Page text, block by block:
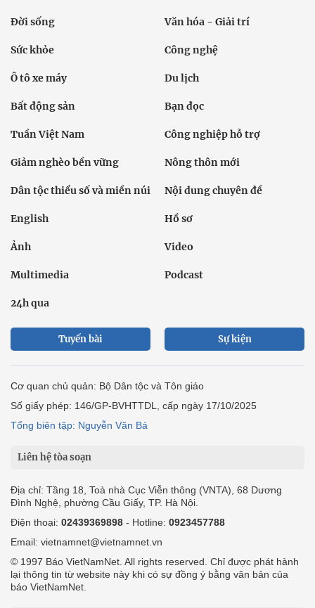
Đời sống Văn hóa - Giải trí
Sức khỏe Công nghệ
Ô tô xe máy Du lịch
Bất động sản Bạn đọc
Tuần Việt Nam Công nghiệp hỗ trợ
Giảm nghèo bền vững Nông thôn mới
Dân tộc thiểu số và miền núi Nội dung chuyên đề
English Hồ sơ
Ảnh Video
Multimedia Podcast
24h qua
Tuyến bài Sự kiện
Cơ quan chủ quản: Bộ Dân tộc và Tôn giáo
Số giấy phép: 146/GP-BVHTTDL, cấp ngày 17/10/2025
Tổng biên tập: Nguyễn Văn Bá
Liên hệ tòa soạn
Địa chỉ: Tầng 18, Toà nhà Cục Viễn thông (VNTA), 68 Dương
Đình Nghệ, phường Cầu Giấy, TP. Hà Nội.
Điện thoại: 02439369898 - Hotline: 0923457788
Email: vietnamnet@vietnamnet.vn
© 1997 Báo VietNamNet. All rights reserved. Chỉ được phát hành
lại thông tin từ website này khi có sự đồng ý bằng văn bản của
báo VietNamNet.